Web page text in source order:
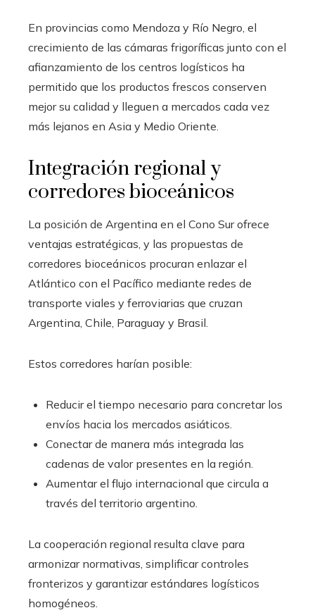
En provincias como Mendoza y Río Negro, el
crecimiento de las cámaras frigoríficas junto con el
afianzamiento de los centros logísticos ha
permitido que los productos frescos conserven
mejor su calidad y lleguen a mercados cada vez
más lejanos en Asia y Medio Oriente.
Integración regional y
corredores bioceánicos
La posición de Argentina en el Cono Sur ofrece
ventajas estratégicas, y las propuestas de
corredores bioceánicos procuran enlazar el
Atlántico con el Pacífico mediante redes de
transporte viales y ferroviarias que cruzan
Argentina, Chile, Paraguay y Brasil.
Estos corredores harían posible:
Reducir el tiempo necesario para concretar los
envíos hacia los mercados asiáticos.
Conectar de manera más integrada las
cadenas de valor presentes en la región.
Aumentar el flujo internacional que circula a
través del territorio argentino.
La cooperación regional resulta clave para
armonizar normativas, simplificar controles
fronterizos y garantizar estándares logísticos
homogéneos.